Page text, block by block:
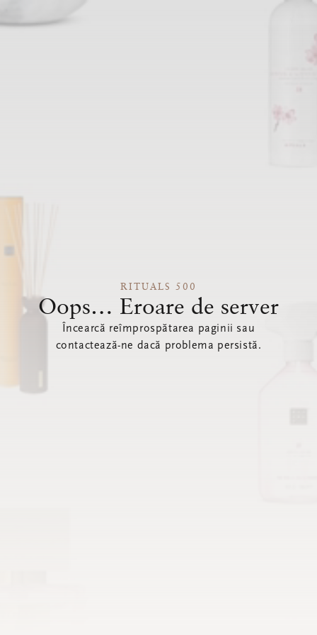
RITUALS 500
Oops… Eroare de server
Încearcă reîmprospătarea paginii sau
contactează-ne dacă problema persistă.